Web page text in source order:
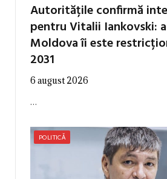
Autoritățile confirmă
pentru Vitalii Iankovski:
Moldova îi este
2031
6 august 2026
…
POLITICĂ